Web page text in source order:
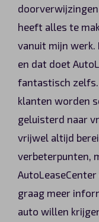
heeft alles te
vanuit mijn werk.
en dat doet
fantastisch zelfs.
klanten worden
geluisterd naar
vrijwel altijd
verbeterpunten,
graag meer
auto willen